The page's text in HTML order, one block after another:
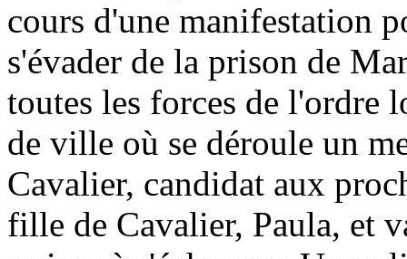
cours d'une manifestation
s'évader de la prison de
toutes les forces de l'ordre
de ville où se déroule un
Cavalier, candidat aux
fille de Cavalier, Paula, et